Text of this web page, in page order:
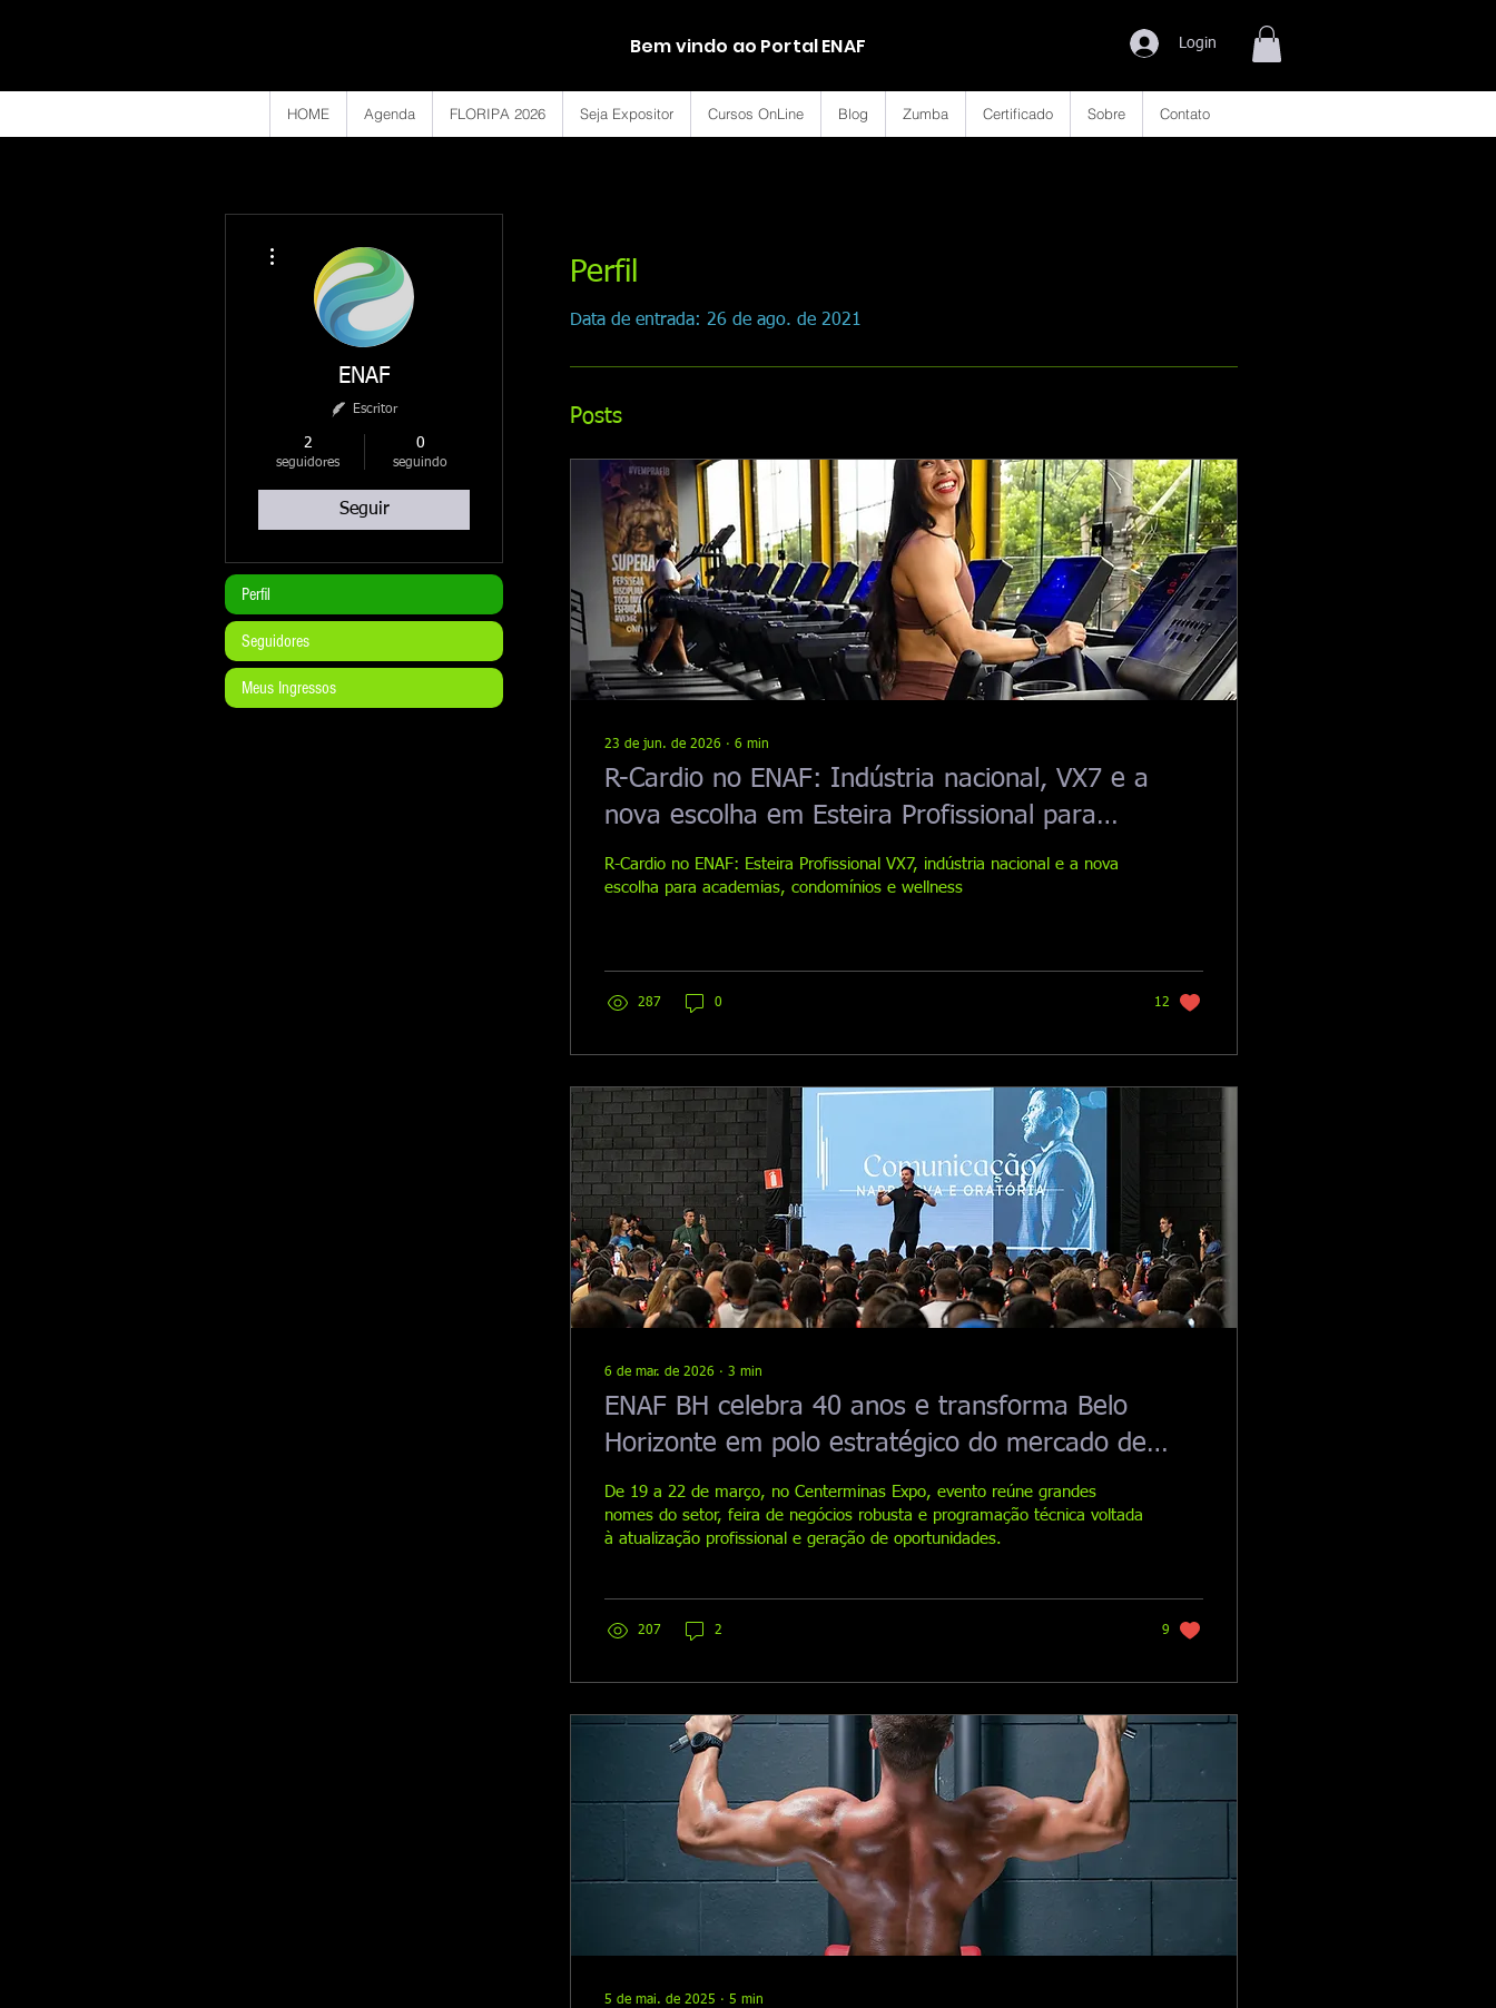
Bem vindo ao Portal ENAF Login
HOME Agenda FLORIPA 2026 Seja Expositor Cursos OnLine Blog Zumba Certificado Sobre Contato
Perfil
Data de entrada: 26 de ago. de 2021
Posts
23 de jun. de 2026 ∙ 6 min
R-Cardio no ENAF: Indústria nacional, VX7 e a
nova escolha em Esteira Profissional para
Academias, Condomínios e Wellness.
R-Cardio no ENAF: Esteira Profissional VX7, indústria nacional e a nova
escolha para academias, condomínios e wellness
287 0 12
6 de mar. de 2026 ∙ 3 min
ENAF BH celebra 40 anos e transforma Belo
Horizonte em polo estratégico do mercado de
esporte, fitness e saúde
De 19 a 22 de março, no Centerminas Expo, evento reúne grandes
nomes do setor, feira de negócios robusta e programação técnica voltada
à atualização profissional e geração de oportunidades.
207 2 9
5 de mai. de 2025 ∙ 5 min
ENAF
Escritor
2
seguidores
0
seguindo
Seguir
Perfil
Seguidores
Meus Ingressos